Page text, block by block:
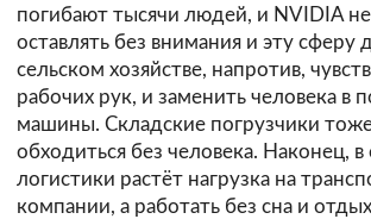
погибают тысячи людей, и NVIDIA
оставлять без внимания и эту сферу
сельском хозяйстве, напротив,
рабочих рук, и заменить человека в
машины. Складские погрузчики
обходиться без человека. Наконец, в
логистики растёт нагрузка на
компании, а работать без сна и